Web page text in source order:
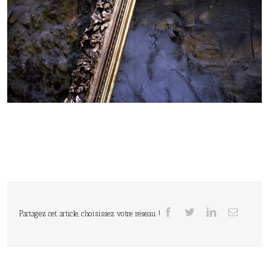
Partagez cet article, choisissez votre réseau !